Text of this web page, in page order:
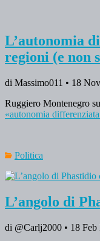
L’autonomia
regioni (e non
di Massimo011 • 18
Ruggiero Montenegro su
«autonomia
Politica
L’angolo di
di @Carlj2000 • 18 Feb